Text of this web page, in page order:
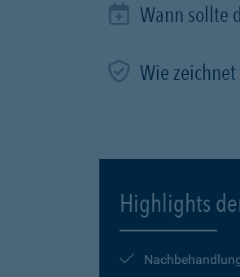
Wann sollte
Wie
Highlights